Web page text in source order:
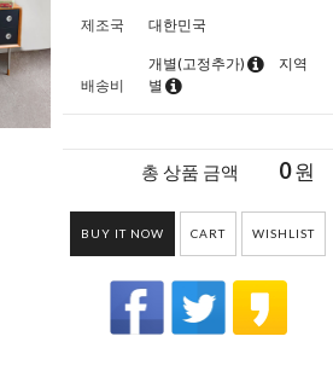
제조국 대한민국
배송비
개별(고정추가)
지역
별
총 상품 금액 0원
BUY IT NOW CART WISHLIST